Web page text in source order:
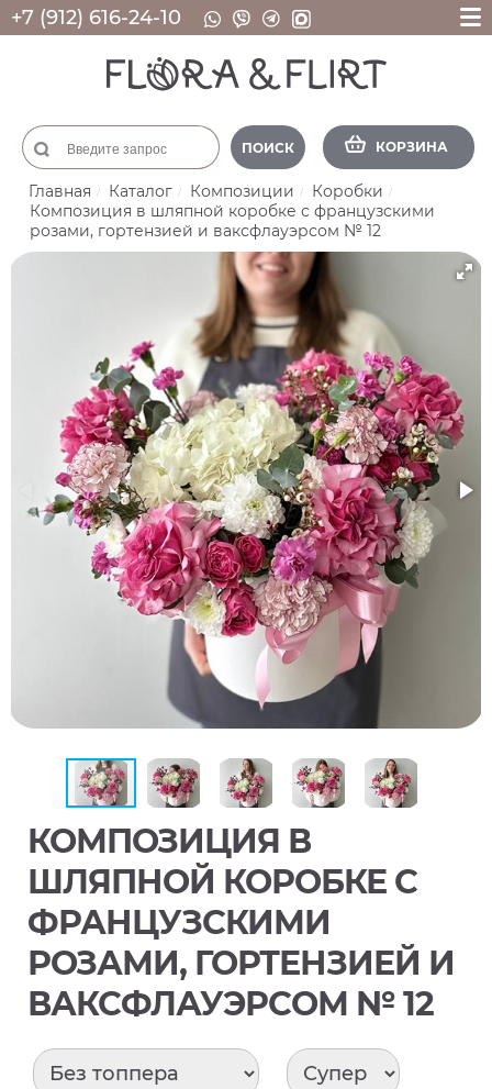
+7 (912) 616-24-10
ПОИСК КОРЗИНА
Главная Каталог Композиции
Коробки
Композиция в шляпной коробке с французскими
розами, гортензией и ваксфлауэрсом № 12
КОМПОЗИЦИЯ В
ШЛЯПНОЙ КОРОБКЕ С
ФРАНЦУЗСКИМИ
РОЗАМИ, ГОРТЕНЗИЕЙ И
ВАКСФЛАУЭРСОМ № 12